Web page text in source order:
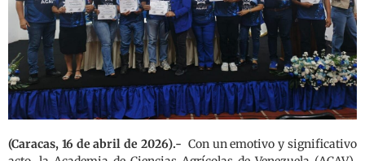
(Caracas, 16 de abril de 2026).- Con un emotivo y significativo